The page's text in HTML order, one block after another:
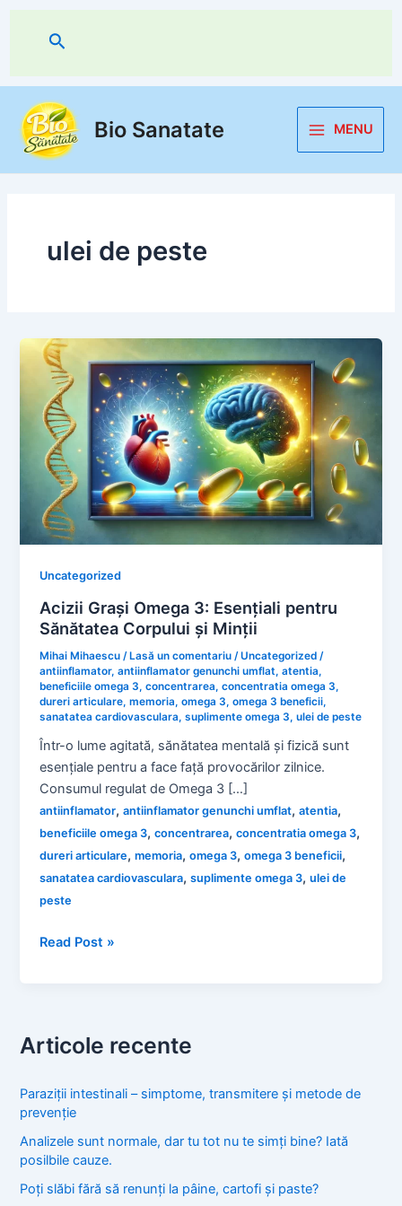
Skip
Search
Bio Sanatate
Main
MENU
ulei de peste
Uncategorized
Acizii Grași Omega 3: Esențiali pentru
Sănătatea Corpului și Minții
Mihai Mihaescu /Lasă un comentariu /Uncategorized /
antiinflamator,antiinflamator genunchi umflat,atentia,
beneficiile omega 3,concentrarea,concentratia omega 3,
dureri articulare,memoria,omega 3,omega 3 beneficii,
sanatatea cardiovasculara,suplimente omega 3,ulei de peste
Într-o lume agitată, sănătatea mentală și fizică sunt
esențiale pentru a face față provocărilor zilnice.
Consumul regulat de Omega 3 […]
antiinflamator,antiinflamator genunchi umflat,atentia,
beneficiile omega 3,concentrarea,concentratia omega 3,
dureri articulare,memoria,omega 3,omega 3 beneficii,
sanatatea cardiovasculara,suplimente omega 3,ulei de
peste
Acizii
pentru
Corpului
și
Minții
Read Post »
Articole recente
Paraziții intestinali – simptome, transmitere și metode de
prevenție
Analizele sunt normale, dar tu tot nu te simți bine? Iată
posilbile cauze.
Poți slăbi fără să renunți la pâine, cartofi și paste?